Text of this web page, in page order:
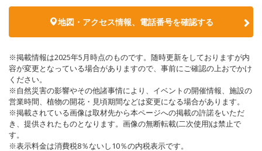
地図・アクセス情報、電話番号を確認する
※掲載情報は2025年5月時点のものです。随時更新をしておりますが内
容が変更となっている場合がありますので、事前にご確認の上おでかけ
ください。
※自然災害の影響やその他諸事情により、イベントの開催情報、施設の
営業時間、植物の開花・見頃期間などは変更になる場合があります。
※掲載されている画像は取材先から本ページへの掲載の許諾をいただ
き、提供されたものとなります。画像の無断転載(二次使用)は禁止で
す。
※表示料金は消費税8％ないし10％の内税表示です。